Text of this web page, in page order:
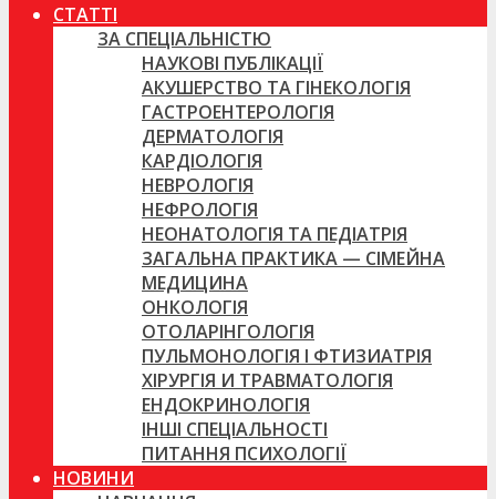
СТАТТІ
ЗА СПЕЦІАЛЬНІСТЮ
НАУКОВІ ПУБЛІКАЦІЇ
АКУШЕРСТВО ТА ГІНЕКОЛОГІЯ
ГАСТРОЕНТЕРОЛОГІЯ
ДЕРМАТОЛОГІЯ
КАРДІОЛОГІЯ
НЕВРОЛОГІЯ
НЕФРОЛОГІЯ
НЕОНАТОЛОГІЯ ТА ПЕДІАТРІЯ
ЗАГАЛЬНА ПРАКТИКА — СІМЕЙНА
МЕДИЦИНА
ОНКОЛОГІЯ
ОТОЛАРІНГОЛОГІЯ
ПУЛЬМОНОЛОГІЯ І ФТИЗИАТРІЯ
ХІРУРГІЯ И ТРАВМАТОЛОГІЯ
ЕНДОКРИНОЛОГІЯ
ІНШІ СПЕЦІАЛЬНОСТІ
ПИТАННЯ ПСИХОЛОГІЇ
НОВИНИ